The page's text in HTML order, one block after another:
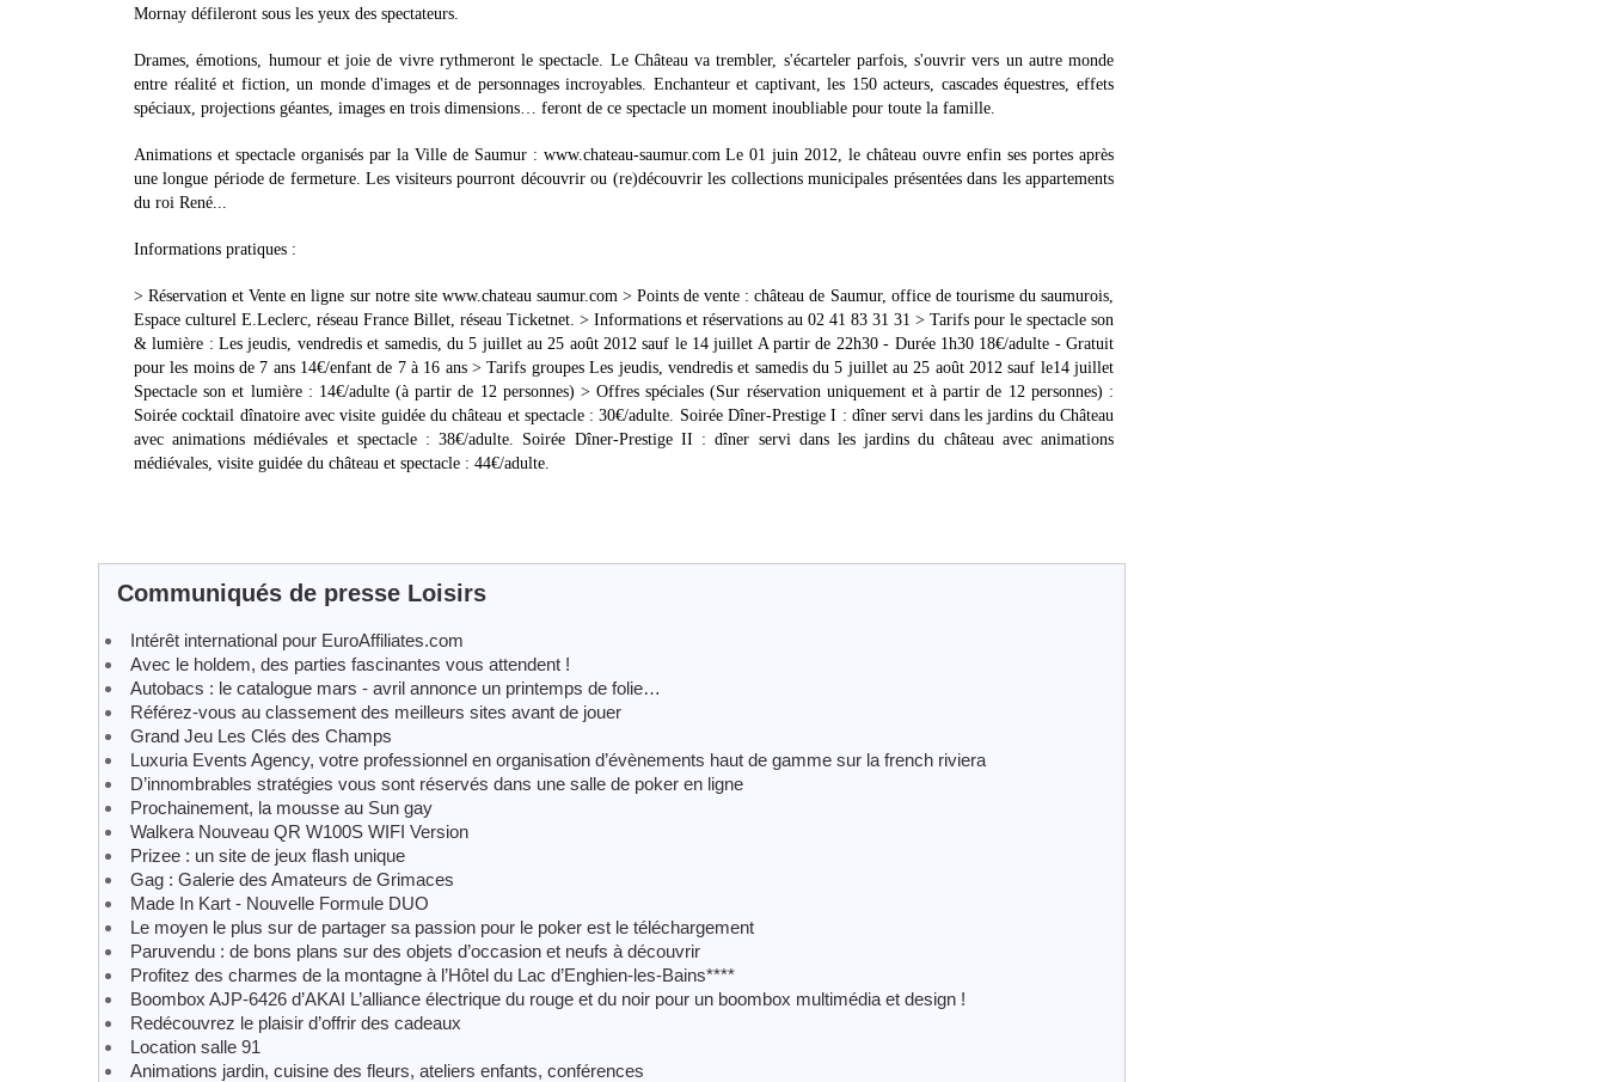
Mornay défileront sous les yeux des spectateurs.
Drames, émotions, humour et joie de vivre rythmeront le spectacle. Le Château va trembler, s'écarteler parfois, s'ouvrir vers un autre monde
entre réalité et fiction, un monde d'images et de personnages incroyables. Enchanteur et captivant, les 150 acteurs, cascades équestres, effets
spéciaux, projections géantes, images en trois dimensions… feront de ce spectacle un moment inoubliable pour toute la famille.
Animations et spectacle organisés par la Ville de Saumur : www.chateau-saumur.com Le 01 juin 2012, le château ouvre enfin ses portes après
une longue période de fermeture. Les visiteurs pourront découvrir ou (re)découvrir les collections municipales présentées dans les appartements
du roi René...
Informations pratiques :
> Réservation et Vente en ligne sur notre site www.chateau saumur.com > Points de vente : château de Saumur, office de tourisme du saumurois,
Espace culturel E.Leclerc, réseau France Billet, réseau Ticketnet. > Informations et réservations au 02 41 83 31 31 > Tarifs pour le spectacle son
& lumière : Les jeudis, vendredis et samedis, du 5 juillet au 25 août 2012 sauf le 14 juillet A partir de 22h30 - Durée 1h30 18€/adulte - Gratuit
pour les moins de 7 ans 14€/enfant de 7 à 16 ans > Tarifs groupes Les jeudis, vendredis et samedis du 5 juillet au 25 août 2012 sauf le14 juillet
Spectacle son et lumière : 14€/adulte (à partir de 12 personnes) > Offres spéciales (Sur réservation uniquement et à partir de 12 personnes) :
Soirée cocktail dînatoire avec visite guidée du château et spectacle : 30€/adulte. Soirée Dîner-Prestige I : dîner servi dans les jardins du Château
avec animations médiévales et spectacle : 38€/adulte. Soirée Dîner-Prestige II : dîner servi dans les jardins du château avec animations
médiévales, visite guidée du château et spectacle : 44€/adulte.
Communiqués de presse Loisirs
Intérêt international pour EuroAffiliates.com
Avec le holdem, des parties fascinantes vous attendent !
Autobacs : le catalogue mars - avril annonce un printemps de folie…
Référez-vous au classement des meilleurs sites avant de jouer
Grand Jeu Les Clés des Champs
Luxuria Events Agency, votre professionnel en organisation d’évènements haut de gamme sur la french riviera
D’innombrables stratégies vous sont réservés dans une salle de poker en ligne
Prochainement, la mousse au Sun gay
Walkera Nouveau QR W100S WIFI Version
Prizee : un site de jeux flash unique
Gag : Galerie des Amateurs de Grimaces
Made In Kart - Nouvelle Formule DUO
Le moyen le plus sur de partager sa passion pour le poker est le téléchargement
Paruvendu : de bons plans sur des objets d’occasion et neufs à découvrir
Profitez des charmes de la montagne à l’Hôtel du Lac d’Enghien-les-Bains****
Boombox AJP-6426 d’AKAI L’alliance électrique du rouge et du noir pour un boombox multimédia et design !
Redécouvrez le plaisir d’offrir des cadeaux
Location salle 91
Animations jardin, cuisine des fleurs, ateliers enfants, conférences